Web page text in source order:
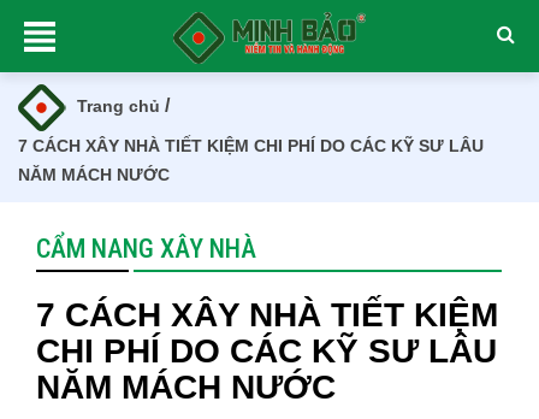
Trang chủ /
7 CÁCH XÂY NHÀ TIẾT KIỆM CHI PHÍ DO CÁC KỸ SƯ LÂU
NĂM MÁCH NƯỚC
CẨM NANG XÂY NHÀ
7 CÁCH XÂY NHÀ TIẾT KIỆM
CHI PHÍ DO CÁC KỸ SƯ LÂU
NĂM MÁCH NƯỚC